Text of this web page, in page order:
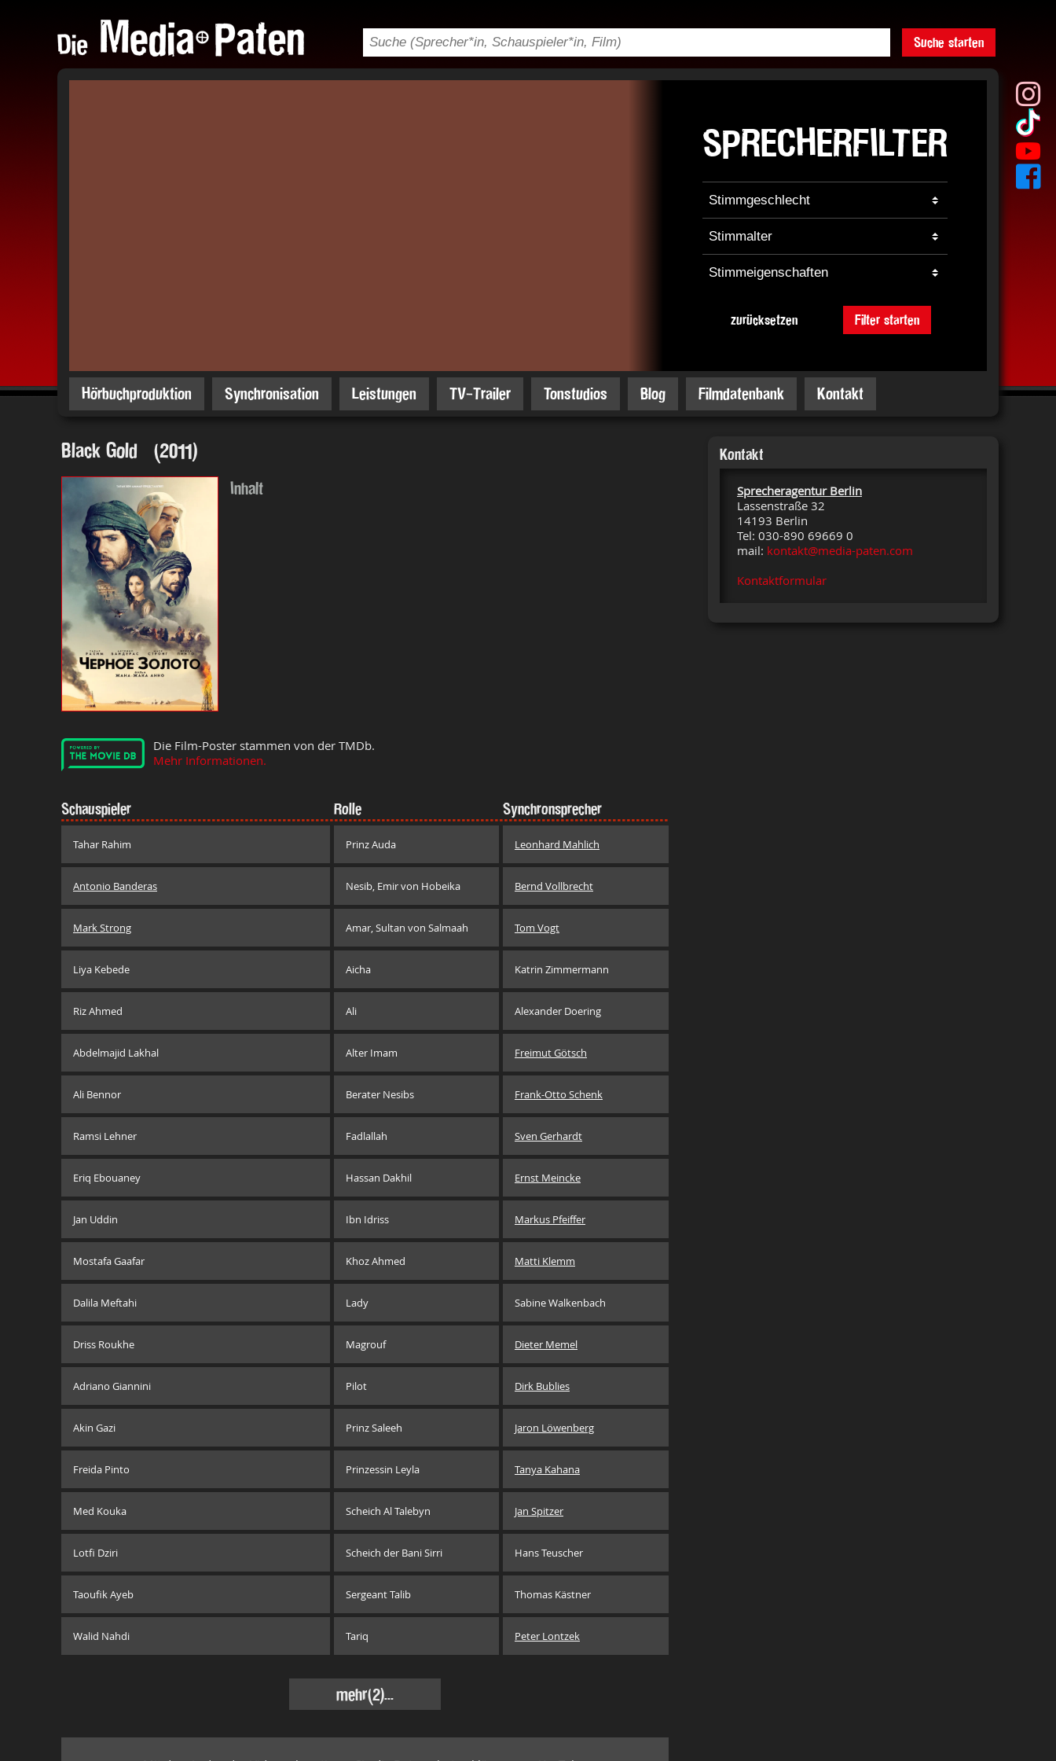
Suche starten
SPRECHERFILTER
zurücksetzen Filter starten
Hörbuchproduktion Synchronisation Leistungen TV-Trailer Tonstudios Blog Filmdatenbank Kontakt
Black Gold (2011)
Inhalt
Die Film-Poster stammen von der TMDb.
Mehr Informationen.
Schauspieler Rolle Synchronsprecher
Tahar Rahim Prinz Auda Leonhard Mahlich
Antonio Banderas Nesib, Emir von Hobeika Bernd Vollbrecht
Mark Strong Amar, Sultan von Salmaah Tom Vogt
Liya Kebede Aicha Katrin Zimmermann
Riz Ahmed Ali Alexander Doering
Abdelmajid Lakhal Alter Imam Freimut Götsch
Ali Bennor Berater Nesibs Frank-Otto Schenk
Ramsi Lehner Fadlallah Sven Gerhardt
Eriq Ebouaney Hassan Dakhil Ernst Meincke
Jan Uddin Ibn Idriss Markus Pfeiffer
Mostafa Gaafar Khoz Ahmed Matti Klemm
Dalila Meftahi Lady Sabine Walkenbach
Driss Roukhe Magrouf Dieter Memel
Adriano Giannini Pilot Dirk Bublies
Akin Gazi Prinz Saleeh Jaron Löwenberg
Freida Pinto Prinzessin Leyla Tanya Kahana
Med Kouka Scheich Al Talebyn Jan Spitzer
Lotfi Dziri Scheich der Bani Sirri Hans Teuscher
Taoufik Ayeb Sergeant Talib Thomas Kästner
Walid Nahdi Tariq Peter Lontzek
mehr(2)...
Kontakt
Sprecheragentur Berlin
Lassenstraße 32
14193 Berlin
Tel: 030-890 69669 0
mail: kontakt@media-paten.com
Kontaktformular